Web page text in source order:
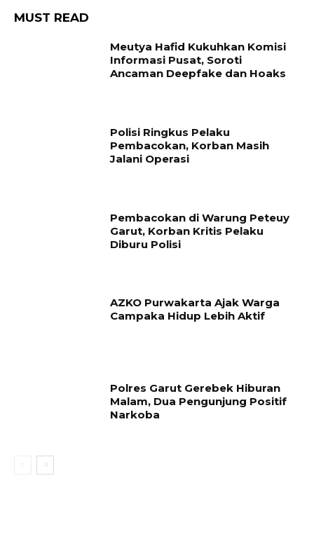
MUST READ
Meutya Hafid Kukuhkan Komisi
Informasi Pusat, Soroti
Ancaman Deepfake dan Hoaks
Polisi Ringkus Pelaku
Pembacokan, Korban Masih
Jalani Operasi
Pembacokan di Warung Peteuy
Garut, Korban Kritis Pelaku
Diburu Polisi
AZKO Purwakarta Ajak Warga
Campaka Hidup Lebih Aktif
Polres Garut Gerebek Hiburan
Malam, Dua Pengunjung Positif
Narkoba